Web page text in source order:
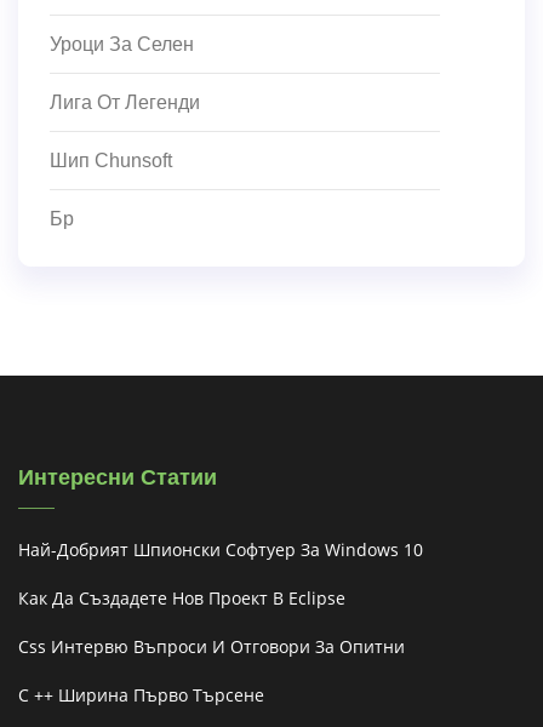
Уроци За Селен
Лига От Легенди
Шип Chunsoft
Бр
Интересни Статии
Най-Добрият Шпионски Софтуер За Windows 10
Как Да Създадете Нов Проект В Eclipse
Css Интервю Въпроси И Отговори За Опитни
C ++ Ширина Първо Търсене